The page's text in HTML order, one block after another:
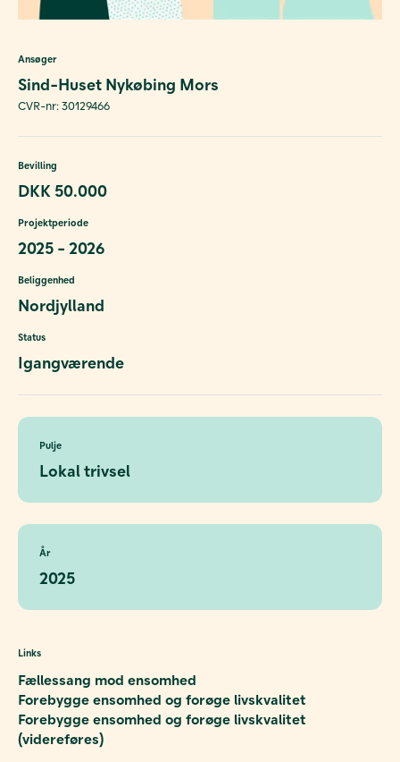
Ansøger
Sind-Huset Nykøbing Mors
CVR-nr: 30129466
Bevilling
DKK 50.000
Projektperiode
2025 - 2026
Beliggenhed
Nordjylland
Status
Igangværende
Pulje
Lokal trivsel
År
2025
Links
Fællessang mod ensomhed
Forebygge ensomhed og forøge livskvalitet
Forebygge ensomhed og forøge livskvalitet
(videreføres)